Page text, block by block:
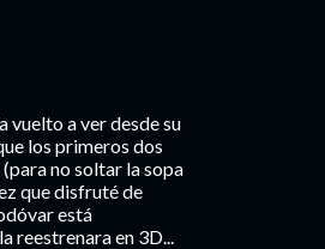
vuelto a ver desde su
los primeros dos
no soltar la sopa
que disfruté de
está
reestrenara en 3D...